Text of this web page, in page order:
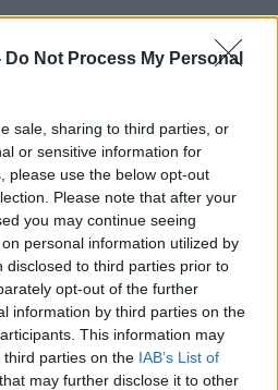
Do Not Process My Personal
sale, sharing to third parties, or
or sensitive information for
please use the below opt-out
Please note that after your
you may continue seeing
personal information utilized by
disclosed to third parties prior to
opt-out of the further
information by third parties on the
This information may
parties on the IAB’s List of
that may further disclose it to other